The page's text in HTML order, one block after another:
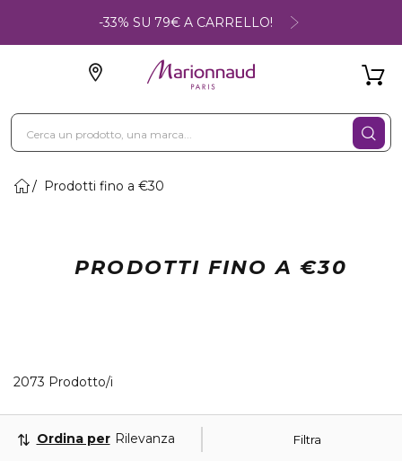
-33% SU 79€ A CARRELLO!
Prodotti fino a €30
PRODOTTI FINO A €30
2073 Prodotto/i
Filtra
Ordina per Rilevanza